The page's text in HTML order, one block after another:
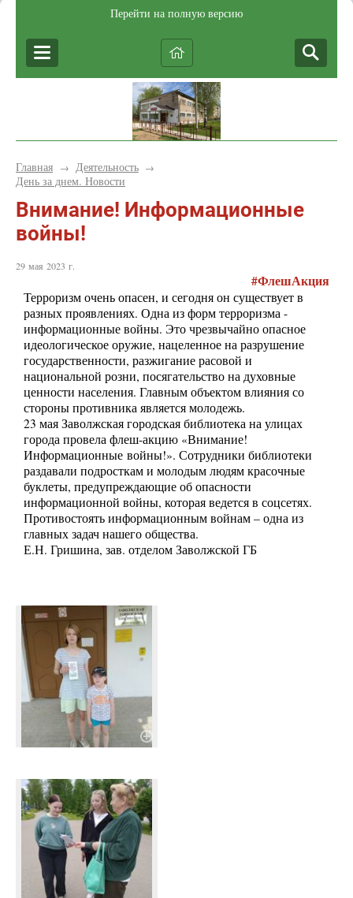
Перейти на полную версию
Главная → Деятельность →
День за днем. Новости
Внимание! Информационные
войны!
29 мая 2023 г.
#ФлешАкция
Терроризм очень опасен, и сегодня он существует в
разных проявлениях. Одна из форм терроризма -
информационные войны. Это чрезвычайно опасное
идеологическое оружие, нацеленное на разрушение
государственности, разжигание расовой и
национальной розни, посягательство на духовные
ценности населения. Главным объектом влияния со
стороны противника является молодежь.
23 мая Заволжская городская библиотека на улицах
города провела флеш-акцию «Внимание!
Информационные войны!». Сотрудники библиотеки
раздавали подросткам и молодым людям красочные
буклеты, предупреждающие об опасности
информационной войны, которая ведется в соцсетях.
Противостоять информационным войнам – одна из
главных задач нашего общества.
Е.Н. Гришина, зав. отделом Заволжской ГБ